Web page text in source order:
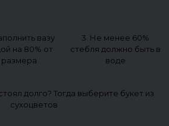
вазу
на 80% от
размера
3. Не менее 60%
стебля должно быть в
воде
долго? Тогда выберите букет из
сухоцветов